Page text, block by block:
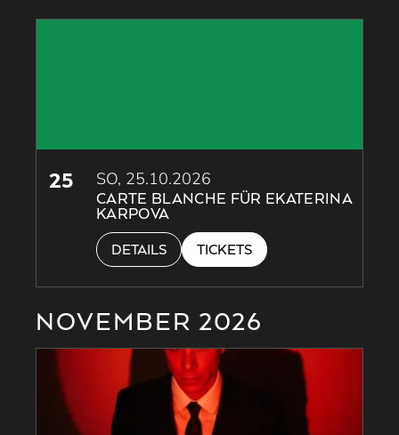
25 SO, 25.10.2026
CARTE BLANCHE FÜR EKATERINA
KARPOVA
DETAILS TICKETS
NOVEMBER 2026